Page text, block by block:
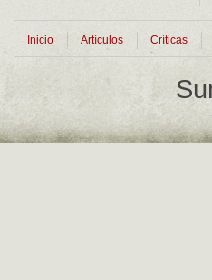
Inicio Artículos Críticas